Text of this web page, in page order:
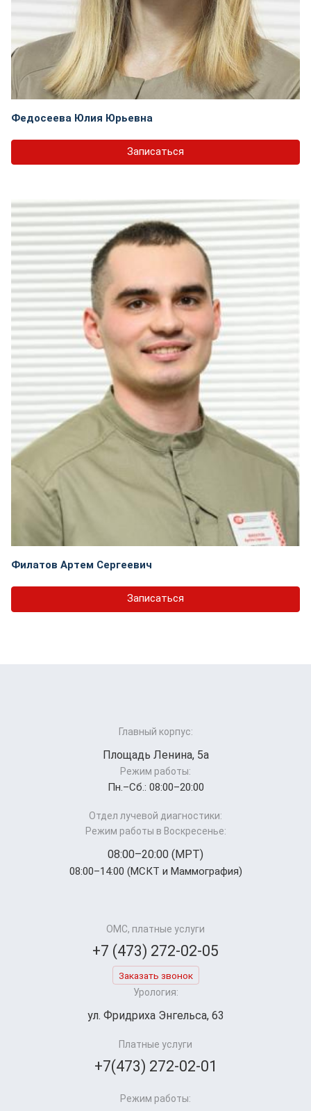
Федосеева Юлия Юрьевна
Записаться
Филатов Артем Сергеевич
Записаться
Главный корпус:
Площадь Ленина, 5а
Режим работы:
Пн.–Cб.: 08:00–20:00
Отдел лучевой диагностики:
Режим работы в Воскресенье:
08:00–20:00 (МРТ)
08:00–14:00 (МСКТ и Маммография)
ОМС, платные услуги
+7 (473) 272-02-05
Заказать звонок
Урология:
ул. Фридриха Энгельса, 63
Платные услуги
+7(473) 272-02-01
Режим работы: